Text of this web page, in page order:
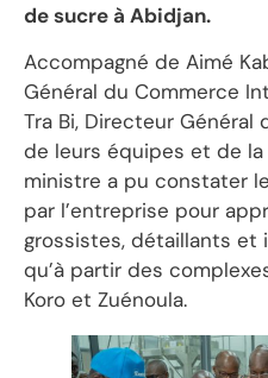
de sucre à Abidjan.
Accompagné de Aimé
Général du Commerce
Tra Bi, Directeur Général
de leurs équipes et de
ministre a pu constater
par l’entreprise pour
grossistes, détaillants et
qu’à partir des
Koro et Zuénoula.